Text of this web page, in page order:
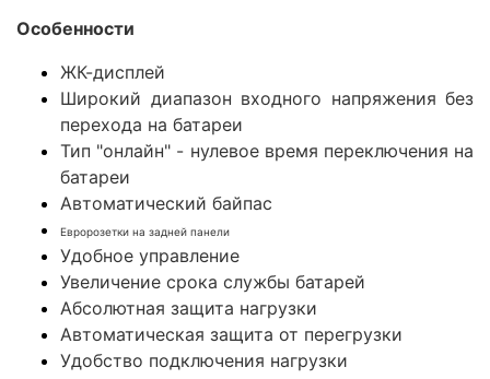
Особенности
ЖК-дисплей
Широкий диапазон входного напряжения без
перехода на батареи
Тип "онлайн" - нулевое время переключения на
батареи
Автоматический байпас
Евророзетки на задней панели
Удобное управление
Увеличение срока службы батарей
Абсолютная защита нагрузки
Автоматическая защита от перегрузки
Удобство подключения нагрузки